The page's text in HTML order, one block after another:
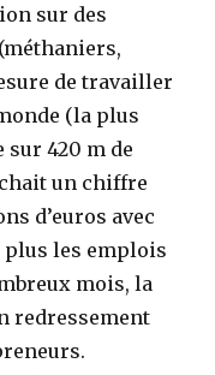
sur des
de travailler
(la plus
sur 420 m de
un chiffre
d’euros avec
plus les emplois
mois, la
redressement